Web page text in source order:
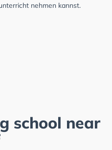
nehmen kannst.
school near